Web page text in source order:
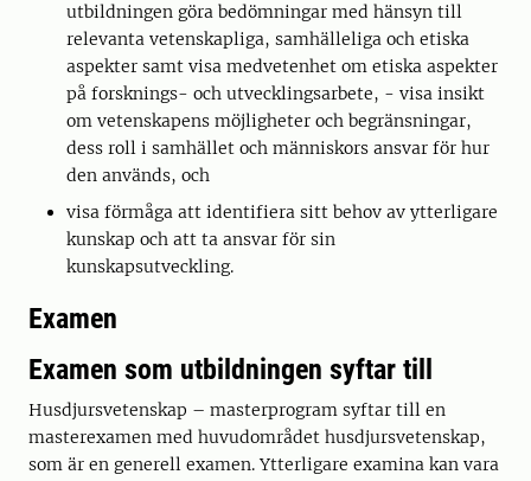
utbildningen göra bedömningar med hänsyn till
relevanta vetenskapliga, samhälleliga och etiska
aspekter samt visa medvetenhet om etiska aspekter
på forsknings- och utvecklingsarbete, - visa insikt
om vetenskapens möjligheter och begränsningar,
dess roll i samhället och människors ansvar för hur
den används, och
visa förmåga att identifiera sitt behov av ytterligare
kunskap och att ta ansvar för sin
kunskapsutveckling.
Examen
Examen som utbildningen syftar till
Husdjursvetenskap – masterprogram syftar till en
masterexamen med huvudområdet husdjursvetenskap,
som är en generell examen. Ytterligare examina kan vara